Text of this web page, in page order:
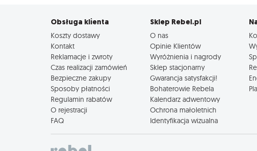
Obsługa klienta
Koszty dostawy
Kontakt
Reklamacje i zwroty
Czas realizacji zamówień
Bezpieczne zakupy
Sposoby płatności
Regulamin rabatów
O rejestracji
FAQ
Sklep Rebel.pl
O nas
Opinie Klientów
Wyróżnienia i nagrody
Sklep stacjonarny
Gwarancja satysfakcji!
Bohaterowie Rebela
Kalendarz adwentowy
Ochrona małoletnich
Identyfikacja wizualna